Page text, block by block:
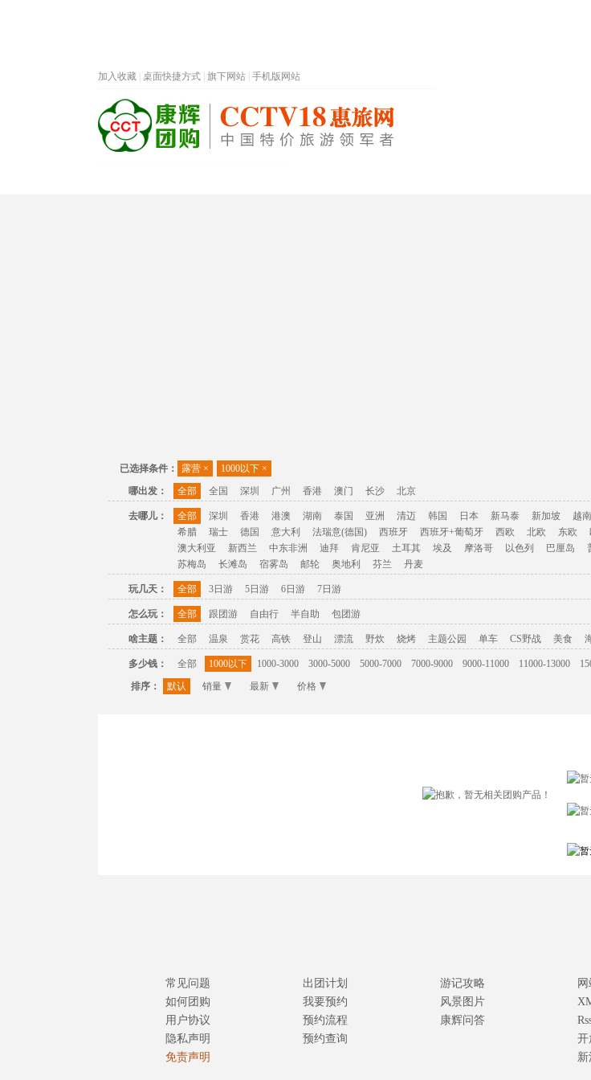
加入收藏 桌面快捷方式 旗下网站 手机版网站
已选择条件： 露营 × 1000以下 ×
哪出发：
全部 全国 深圳 广州 香港 澳门 长沙 北京
去哪儿： 全部 深圳 香港 港澳 湖南 泰国 亚洲 清迈 韩国 日本 新马泰 新加坡 越南
希腊
瑞士 德国 意大利 法瑞意(德国) 西班牙 西班牙+葡萄牙 西欧 北欧 东欧
澳大利亚
新西兰 中东非洲 迪拜 肯尼亚 土耳其 埃及 摩洛哥 以色列 巴厘岛
苏梅岛
长滩岛 宿雾岛 邮轮 奥地利 芬兰 丹麦
玩几天： 全部 3日游 5日游 6日游 7日游
怎么玩： 全部 跟团游 自由行 半自助 包团游
啥主题： 全部 温泉 赏花 高铁 登山 漂流 野炊 烧烤 主题公园 单车 CS野战 美食
多少钱： 全部 1000以下 1000-3000 3000-5000 5000-7000 7000-9000 9000-11000 11000-13000
排序：
默认 销量 最新 价格
常见问题
如何团购
用户协议
隐私声明
免责声明
出团计划
我要预约
预约流程
预约查询
游记攻略
风景图片
康辉问答
开